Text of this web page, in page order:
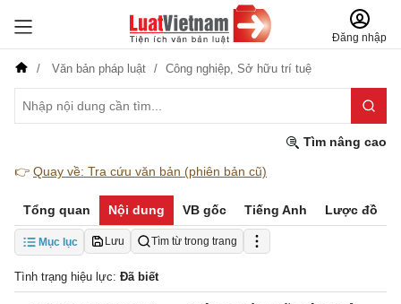
Đăng nhập
Văn bản pháp luật Công nghiệp, Sở hữu trí tuệ
Tìm nâng cao
👉 Quay về: Tra cứu văn bản (phiên bản cũ)
Tổng quan Nội dung VB gốc Tiếng Anh Lược đồ
Mục lục Lưu Tìm từ trong trang
Tình trạng hiệu lực: Đã biết